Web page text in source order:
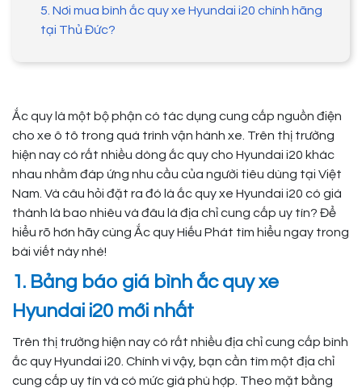
5. Nơi mua bình ắc quy xe Hyundai i20 chính hãng
tại Thủ Đức?
Ắc quy là một bộ phận có tác dụng cung cấp nguồn điện
cho xe ô tô trong quá trình vận hành xe. Trên thị trường
hiện nay có rất nhiều dòng ắc quy cho Hyundai i20 khác
nhau nhằm đáp ứng nhu cầu của người tiêu dùng tại Việt
Nam. Và câu hỏi đặt ra đó là ắc quy xe Hyundai i20 có giá
thành là bao nhiêu và đâu là địa chỉ cung cấp uy tín? Để
hiểu rõ hơn hãy cùng Ắc quy Hiếu Phát tìm hiểu ngay trong
bài viết này nhé!
1. Bảng báo giá bình ắc quy xe
Hyundai i20 mới nhất
Trên thị trường hiện nay có rất nhiều địa chỉ cung cấp bình
ắc quy Hyundai i20. Chính vì vậy, bạn cần tìm một địa chỉ
cung cấp uy tín và có mức giá phù hợp. Theo mặt bằng